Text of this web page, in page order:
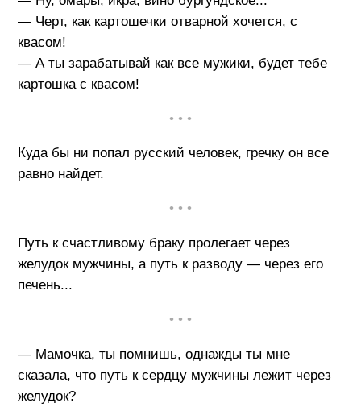
— Черт, как картошечки отварной хочется, с
квасом!
— А ты зарабатывай как все мужики, будет тебе
картошка с квасом!
• • •
Куда бы ни попал русский человек, гречку он все
равно найдет.
• • •
Путь к счастливому браку пролегает через
желудок мужчины, а путь к разводу — через его
печень...
• • •
— Мамочка, ты помнишь, однажды ты мне
сказала, что путь к сердцу мужчины лежит через
желудок?